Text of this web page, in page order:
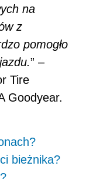
na
z
pomogło
” –
Tire
Goodyear.
bieżnika?